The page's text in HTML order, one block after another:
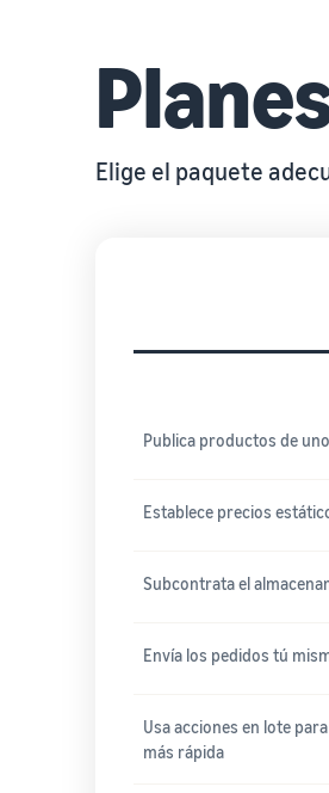
Elige el paquete
Publica productos de
Establece precios
Subcontrata el
Envía los pedidos tú
Usa acciones en lote
más rápida